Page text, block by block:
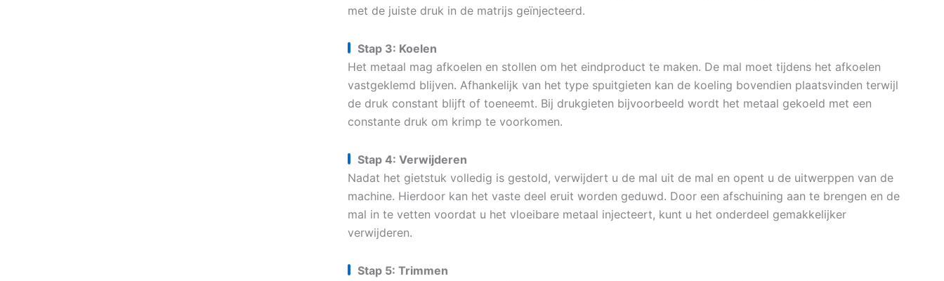
met de juiste druk in de matrijs geïnjecteerd.
Stap 3: Koelen
Het metaal mag afkoelen en stollen om het eindproduct te maken. De mal moet tijdens het afkoelen
vastgeklemd blijven. Afhankelijk van het type spuitgieten kan de koeling bovendien plaatsvinden terwijl
de druk constant blijft of toeneemt. Bij drukgieten bijvoorbeeld wordt het metaal gekoeld met een
constante druk om krimp te voorkomen.
Stap 4: Verwijderen
Nadat het gietstuk volledig is gestold, verwijdert u de mal uit de mal en opent u de uitwerppen van de
machine. Hierdoor kan het vaste deel eruit worden geduwd. Door een afschuining aan te brengen en de
mal in te vetten voordat u het vloeibare metaal injecteert, kunt u het onderdeel gemakkelijker
verwijderen.
Stap 5: Trimmen